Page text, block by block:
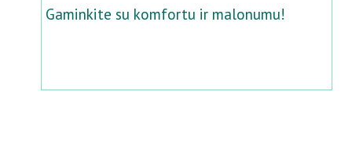
Gaminkite su komfortu ir malonumu!